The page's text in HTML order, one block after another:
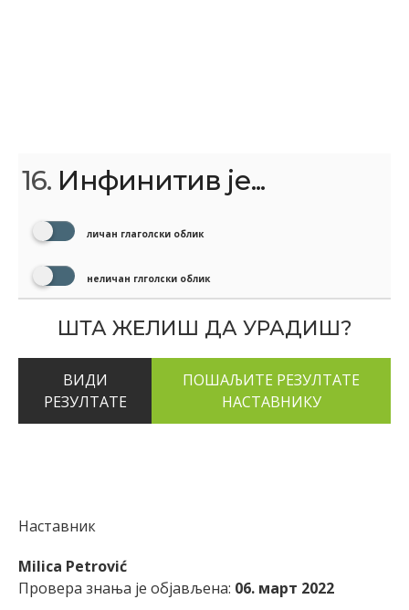
16. Инфинитив је...
личан глаголски облик
неличан глголски облик
ШТА ЖЕЛИШ ДА УРАДИШ?
ВИДИ
РЕЗУЛТАТЕ
Наставник
Milica Petrović
Провера знања је објављена: 06. март 2022